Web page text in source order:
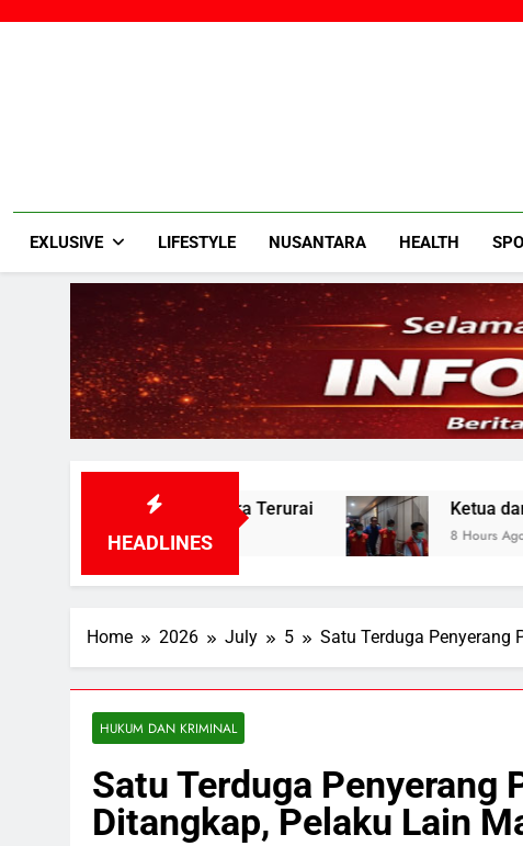
EXLUSIVE LIFESTYLE NUSANTARA HEALTH
HEADLINES
Ketua dan Empat Komisioner KPU
Home 2026 July 5 Satu Terduga Penyerang
HUKUM DAN KRIMINAL
Satu Terduga Penyerang
Ditangkap, Pelaku Lain